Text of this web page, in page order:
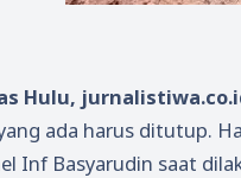
Hulu,
ada harus ditutup.
Inf Basyarudin saat